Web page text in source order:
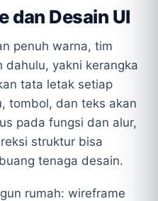
dan Desain UI
penuh warna, tim
dahulu, yakni kerangka
tata letak setiap
tombol, dan teks akan
pada fungsi dan alur,
struktur bisa
tenaga desain.
rumah: wireframe